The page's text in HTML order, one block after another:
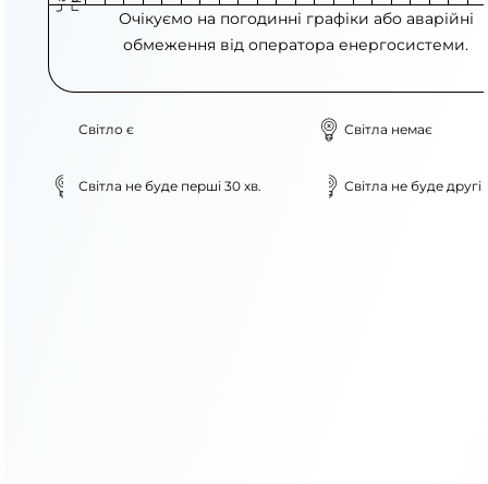
Очікуємо на погодинні графіки або аварійні
обмеження від оператора енергосистеми.
Світло є Світла немає
Світла не буде перші 30 хв. Світла не буде другі